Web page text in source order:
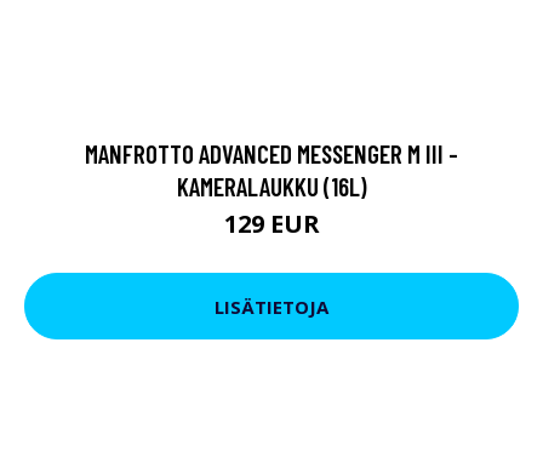
MANFROTTO ADVANCED MESSENGER M III -
KAMERALAUKKU (16L)
129 EUR
LISÄTIETOJA